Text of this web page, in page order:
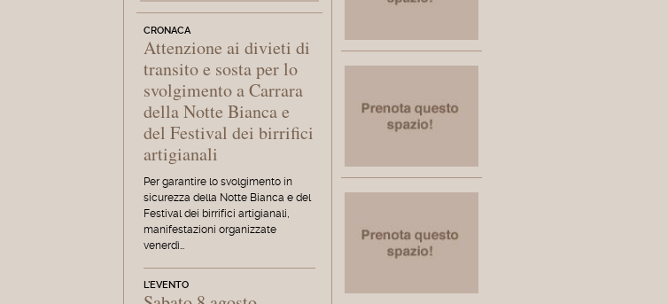
CRONACA
Attenzione ai divieti di
transito e sosta per lo
svolgimento a Carrara
della Notte Bianca e
del Festival dei birrifici
artigianali
Per garantire lo svolgimento in
sicurezza della Notte Bianca e del
Festival dei birrifici artigianali,
manifestazioni organizzate
venerdì…
L'EVENTO